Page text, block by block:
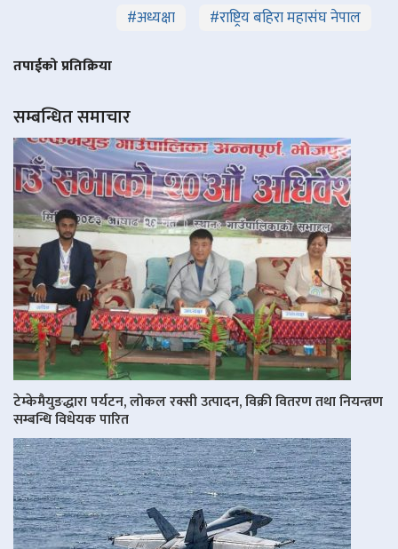
#अध्यक्षा #राष्ट्रिय बहिरा महासंघ नेपाल
तपाईको प्रतिक्रिया
सम्बन्धित समाचार
टेम्केमैयुङद्धारा पर्यटन, लोकल रक्सी उत्पादन, विक्री वितरण तथा नियन्त्रण
सम्बन्धि विधेयक पारित